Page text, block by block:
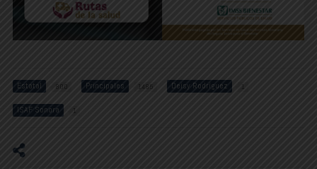
Estatal 800 Principales 1485 Deisy Rodríguez 1
ISAF Sonora 1